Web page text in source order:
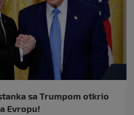
sa Trumpom otkrio
Evropu!